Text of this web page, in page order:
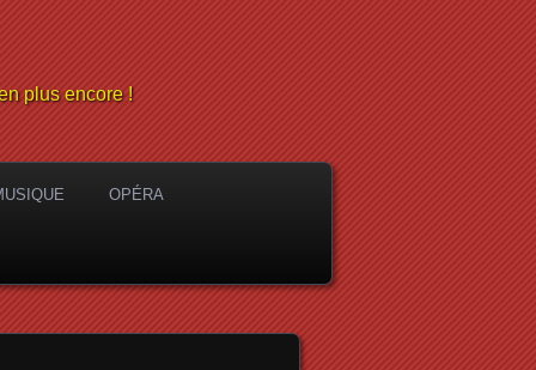
plus encore !
OPÉRA